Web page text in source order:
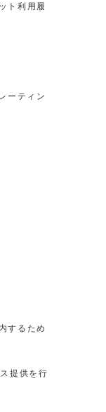
ト利用履
ーティン
するため
提供を行